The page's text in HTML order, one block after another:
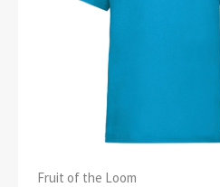
Fruit of the Loom